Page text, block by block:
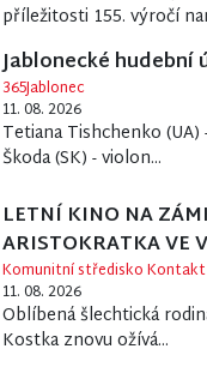
příležitosti 155. výročí
Jablonecké hudební
365Jablonec
11. 08. 2026
Tetiana Tishchenko (UA)
Škoda (SK) - violon...
LETNÍ KINO NA
ARISTOKRATKA VE
Komunitní středisko Kontakt
11. 08. 2026
Oblíbená šlechtická
Kostka znovu ožívá...